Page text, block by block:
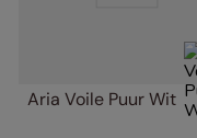
Aria Voile Puur Wit